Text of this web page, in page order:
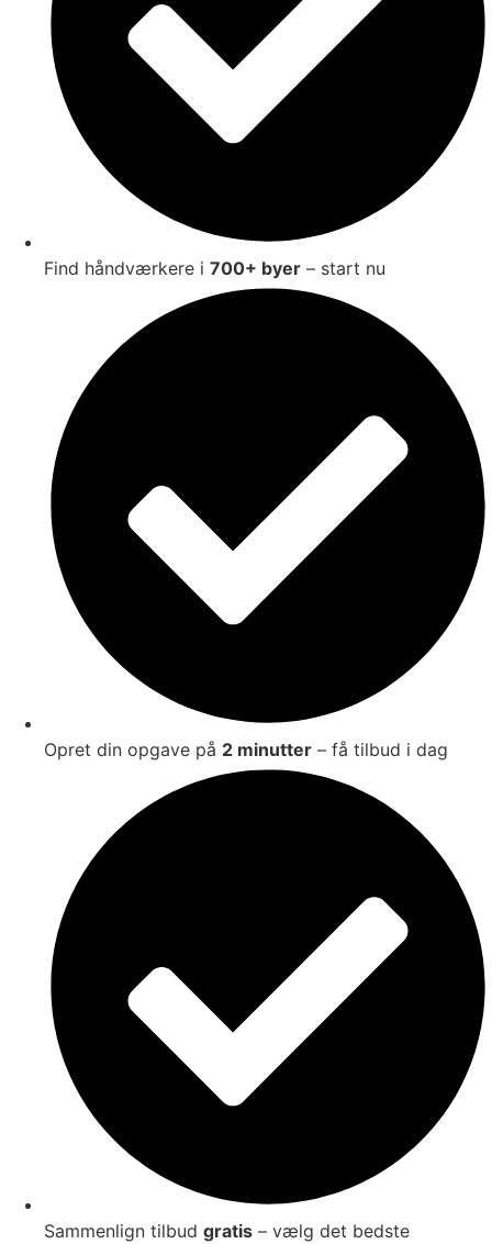
Find håndværkere i 700+ byer – start nu
Opret din opgave på 2 minutter – få tilbud i dag
Sammenlign tilbud gratis – vælg det bedste